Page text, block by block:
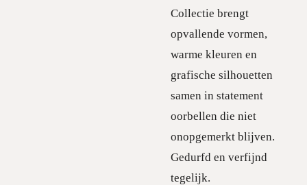
Collectie brengt
opvallende vormen,
warme kleuren en
grafische silhouetten
samen in statement
oorbellen die niet
onopgemerkt blijven.
Gedurfd en verfijnd
tegelijk.